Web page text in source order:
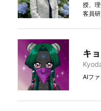
授、
客員
キ
AIフ